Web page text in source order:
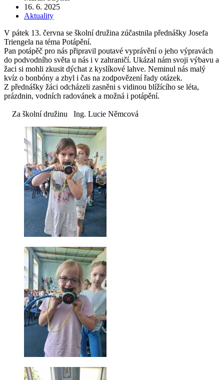
16. 6. 2025
Aktuality
V pátek 13. června se školní družina zúčastnila přednášky Josefa
Triengela na téma Potápění.
Pan potápěč pro nás připravil poutavé vyprávění o jeho výpravách
do podvodního světa u nás i v zahraničí. Ukázal nám svoji výbavu a
žaci si mohli zkusit dýchat z kyslíkové lahve. Neminul nás malý
kvíz o bonbóny a zbyl i čas na zodpovězení řady otázek.
Z přednášky žáci odcházeli zasněni s vidinou blížícího se léta,
prázdnin, vodních radovánek a možná i potápění.
Za školní družinu Ing. Lucie Němcová